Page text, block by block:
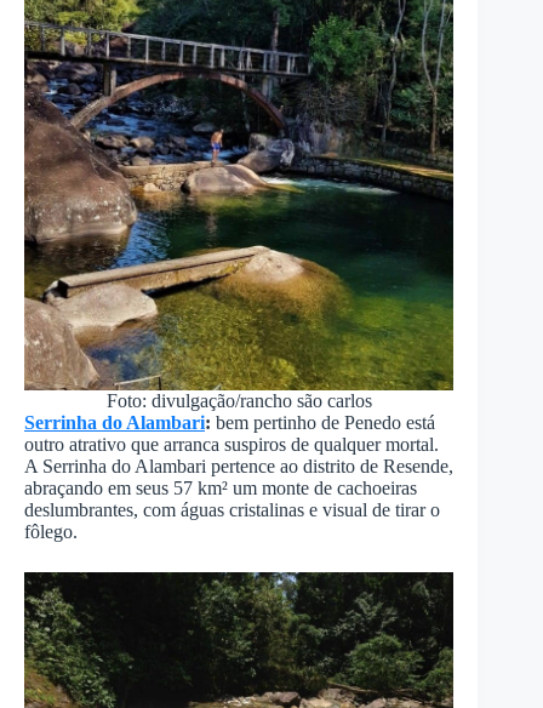
Foto: divulgação/rancho são carlos
Serrinha do Alambari: bem pertinho de Penedo está
outro atrativo que arranca suspiros de qualquer mortal.
A Serrinha do Alambari pertence ao distrito de Resende,
abraçando em seus 57 km² um monte de cachoeiras
deslumbrantes, com águas cristalinas e visual de tirar o
fôlego.